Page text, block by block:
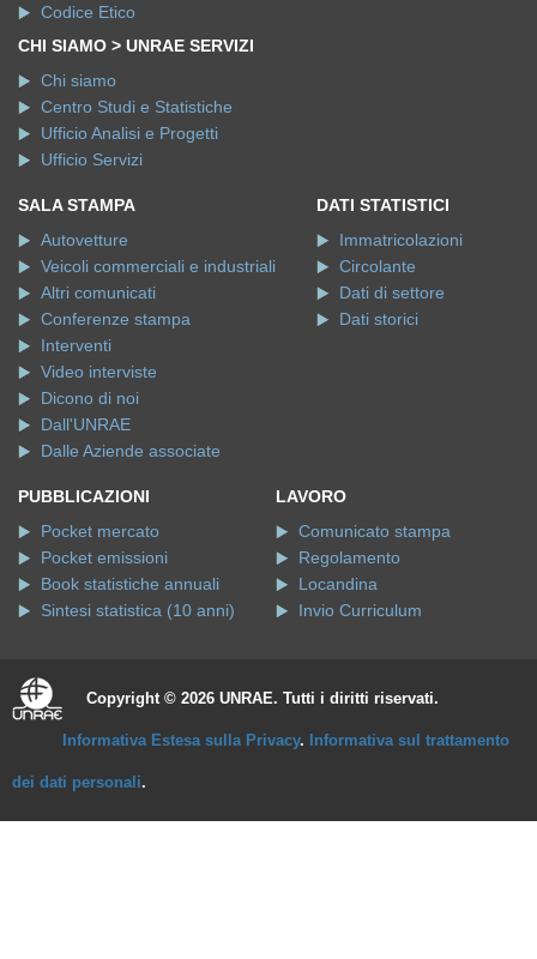
Codice Etico
CHI SIAMO > UNRAE SERVIZI
Chi siamo
Centro Studi e Statistiche
Ufficio Analisi e Progetti
Ufficio Servizi
SALA STAMPA
Autovetture
Veicoli commerciali e industriali
Altri comunicati
Conferenze stampa
Interventi
Video interviste
Dicono di noi
Dall'UNRAE
Dalle Aziende associate
DATI STATISTICI
Immatricolazioni
Circolante
Dati di settore
Dati storici
PUBBLICAZIONI
Pocket mercato
Pocket emissioni
Book statistiche annuali
Sintesi statistica (10 anni)
LAVORO
Comunicato stampa
Regolamento
Locandina
Invio Curriculum
Copyright © 2026 UNRAE. Tutti i diritti riservati.
Informativa Estesa sulla Privacy. Informativa sul trattamento
dei dati personali.